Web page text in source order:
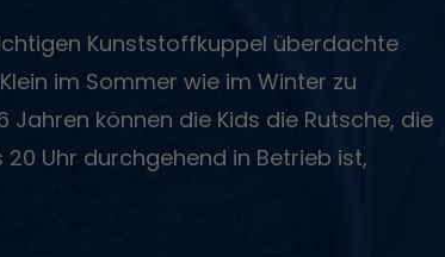
Kunststoffkuppel überdachte
im Sommer wie im Winter zu
können die Kids die Rutsche, die
Uhr durchgehend in Betrieb ist,